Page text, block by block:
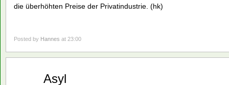
die überhöhten Preise der Privatindustrie. (hk)
Posted by Hannes at 23:00
Asyl